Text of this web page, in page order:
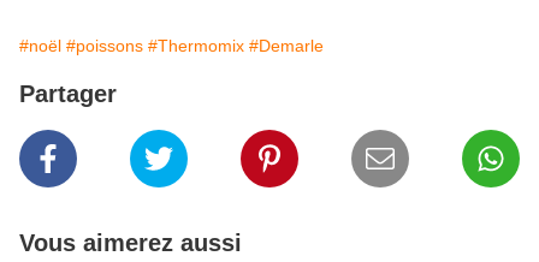
#noël #poissons #Thermomix #Demarle
Partager
Vous aimerez aussi